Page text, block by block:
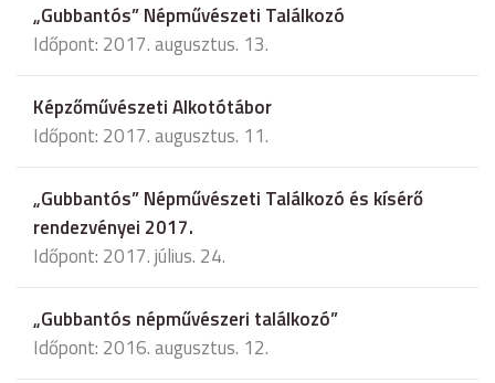
„Gubbantós” Népművészeti Találkozó
Időpont: 2017. augusztus. 13.
Képzőművészeti Alkotótábor
Időpont: 2017. augusztus. 11.
„Gubbantós” Népművészeti Találkozó és kísérő
rendezvényei 2017.
Időpont: 2017. július. 24.
„Gubbantós népművészeri találkozó”
Időpont: 2016. augusztus. 12.